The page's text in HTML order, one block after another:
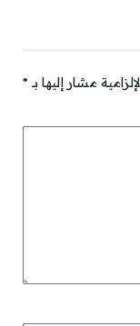
مشار إليها بـ *